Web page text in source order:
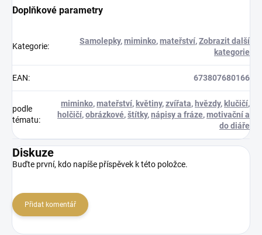
Doplňkové parametry
Kategorie:
Samolepky,miminko,mateřství,Zobrazit další
kategorie
EAN: 673807680166
podle
tématu:
miminko,mateřství, květiny,zvířata, hvězdy, klučičí,
holčičí,obrázkové,štítky,nápisy a fráze,motivační a
do diáře
Diskuze
Buďte první, kdo napíše příspěvek k této položce.
Přidat komentář